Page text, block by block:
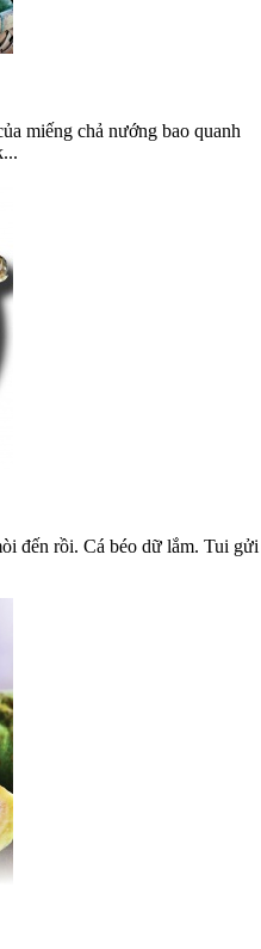
miếng chả nướng bao quanh
đến rồi. Cá béo dữ lắm. Tui gửi